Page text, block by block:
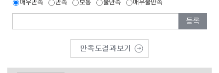
매우만족
만족 보통 불만족 매우불만족